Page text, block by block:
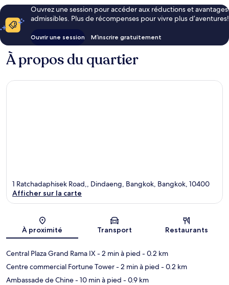
Ouvrez une session pour accéder aux réductions et avantages
admissibles. Plus de récompenses pour vivre plus d’aventures!
Ouvrir une session M’inscrire gratuitement
À propos du quartier
Carte
1 Ratchadaphisek Road,, Dindaeng, Bangkok, Bangkok, 10400
Afficher sur la carte
À proximité Transport Restaurants
Central Plaza Grand Rama IX- 2 min à pied - 0.2 km
Centre commercial Fortune Tower- 2 min à pied - 0.2 km
Ambassade de Chine- 10 min à pied - 0.9 km